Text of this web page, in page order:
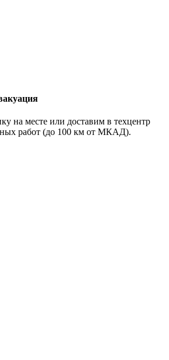
на месте или доставим в техцентр
работ (до 100 км от МКАД).